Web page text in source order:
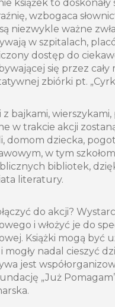
książek to
wzbogaca
niezwykle ważne
w szpitalach,
dostęp do
się przez
zbiórki pt.
z bajkami,
w trakcie akcji
domom dziecka,
w tym
bibliotek,
literatury.
do akcji?
i włożyć je do
Książki mogą być
mogły nadal cieszyć
jest
„Już